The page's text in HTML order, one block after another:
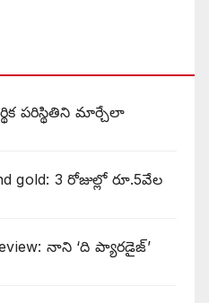
పరిస్థితిని మార్చేలా
gold: 3 రోజుల్లో రూ.5వేల
నాని ‘ది ప్యారడైజ్’